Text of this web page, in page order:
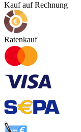
Kauf auf Rechnung
Ratenkauf